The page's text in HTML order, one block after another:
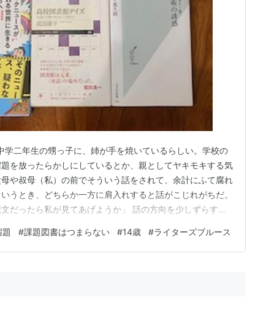
学二年生の甥っ子に、姉が手を焼いているらしい。学校の
を放ったらかしにしているとか、親としてヤキモキする気
や叔母（私）の前でそういう話をされて、余計にふて腐れ
うとき、どちらか一方に肩入れすると話がこじれがちだ。
だったら私が見てあげようか」 話の方向を少しずらすつ
いなあ。 そんなわけで、差し当たって甥っ子にオススメ
うのが私の宿題になったの…
題 #課題図書はつまらない #14歳 #ライターズブルース